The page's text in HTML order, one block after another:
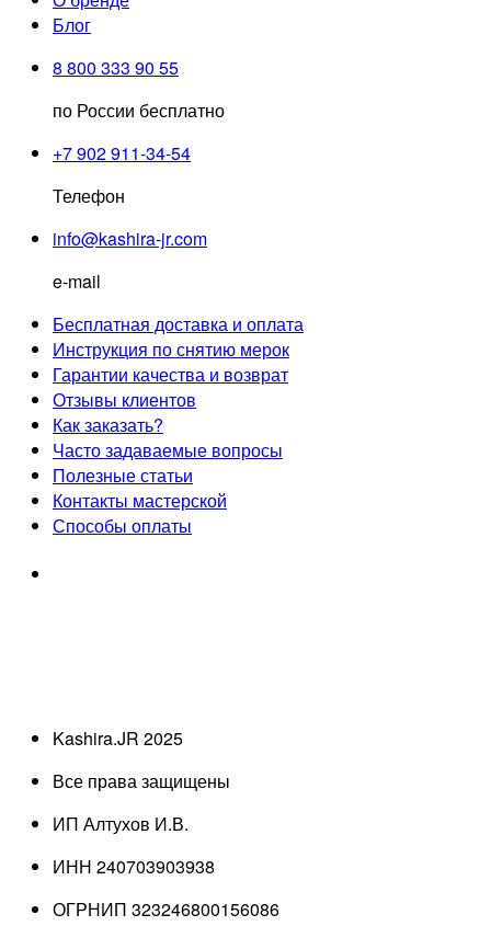
Блог
8 800 333 90 55
по России бесплатно
+7 902 911-34-54
Телефон
info@kashira-jr.com
e-mail
Бесплатная доставка и оплата
Инструкция по снятию мерок
Гарантии качества и возврат
Отзывы клиентов
Как заказать?
Часто задаваемые вопросы
Полезные статьи
Контакты мастерской
Способы оплаты
Kashira.JR 2025
Все права защищены
ИП Алтухов И.В.
ИНН 240703903938
ОГРНИП 323246800156086